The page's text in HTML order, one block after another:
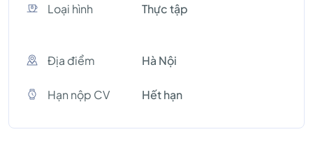
Loại hình Thực tập
Địa điểm Hà Nội
Hạn nộp CV Hết hạn